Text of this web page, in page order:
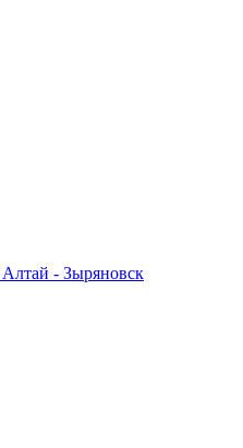
- Зыряновск